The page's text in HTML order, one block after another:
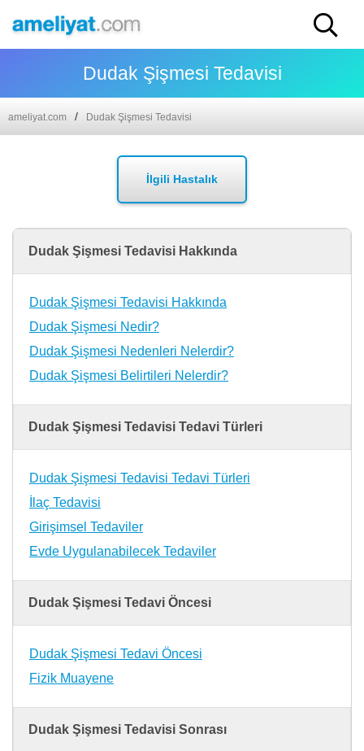
Dudak Şişmesi Tedavisi
ameliyat.com Dudak Şişmesi Tedavisi
İlgili Hastalık
Dudak Şişmesi Tedavisi Hakkında
Dudak Şişmesi Tedavisi Hakkında
Dudak Şişmesi Nedir?
Dudak Şişmesi Nedenleri Nelerdir?
Dudak Şişmesi Belirtileri Nelerdir?
Dudak Şişmesi Tedavisi Tedavi Türleri
Dudak Şişmesi Tedavisi Tedavi Türleri
İlaç Tedavisi
Girişimsel Tedaviler
Evde Uygulanabilecek Tedaviler
Dudak Şişmesi Tedavi Öncesi
Dudak Şişmesi Tedavi Öncesi
Fizik Muayene
Dudak Şişmesi Tedavisi Sonrası